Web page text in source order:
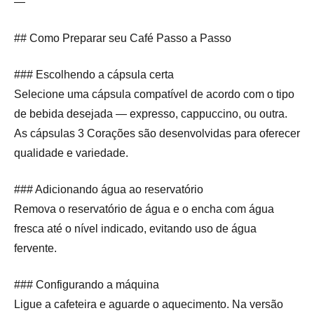
## Como Preparar seu Café Passo a Passo
### Escolhendo a cápsula certa
Selecione uma cápsula compatível de acordo com o tipo
de bebida desejada — expresso, cappuccino, ou outra.
As cápsulas 3 Corações são desenvolvidas para oferecer
qualidade e variedade.
### Adicionando água ao reservatório
Remova o reservatório de água e o encha com água
fresca até o nível indicado, evitando uso de água
fervente.
### Configurando a máquina
Ligue a cafeteira e aguarde o aquecimento. Na versão